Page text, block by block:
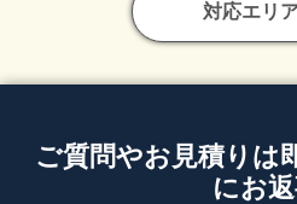
対応エリ
ご質問やお見積りは
にお